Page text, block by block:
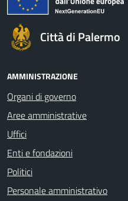
Città di Palermo
AMMINISTRAZIONE
Organi di governo
Aree amministrative
Uffici
Enti e fondazioni
Politici
Personale amministrativo